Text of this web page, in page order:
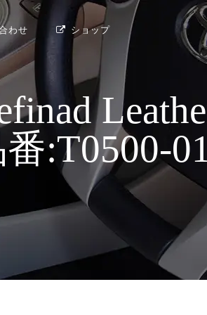
わせ ショップ
:T0500-